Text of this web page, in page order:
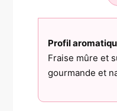
Profil
Fraise mûre et
gourmande et